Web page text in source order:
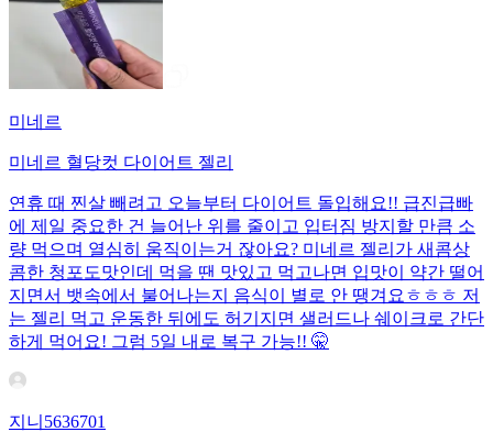
미네르
미네르 혈당컷 다이어트 젤리
연휴 때 찐살 빼려고 오늘부터 다이어트 돌입해요!! 급진급빠
에 제일 중요한 건 늘어난 위를 줄이고 입터짐 방지할 만큼 소
량 먹으며 열심히 움직이는거 잖아요? 미네르 젤리가 새콤상
콤한 청포도맛인데 먹을 땐 맛있고 먹고나면 입맛이 약간 떨어
지면서 뱃속에서 불어나는지 음식이 별로 안 땡겨요ㅎㅎㅎ 저
는 젤리 먹고 운동한 뒤에도 허기지면 샐러드나 쉐이크로 간단
하게 먹어요! 그럼 5일 내로 복구 가능!! 🤫
지니5636701